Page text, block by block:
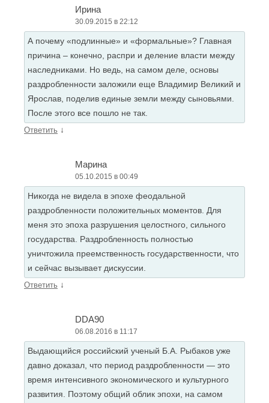
Ирина
30.09.2015 в 22:12
А почему «подлинные» и «формальные»? Главная
причина – конечно, распри и деление власти между
наследниками. Но ведь, на самом деле, основы
раздробленности заложили еще Владимир Великий и
Ярослав, поделив единые земли между сыновьями.
После этого все пошло не так.
Ответить ↓
Марина
05.10.2015 в 00:49
Никогда не видела в эпохе феодальной
раздробленности положительных моментов. Для
меня это эпоха разрушения целостного, сильного
государства. Раздробленность полностью
уничтожила преемственность государственности, что
и сейчас вызывает дискуссии.
Ответить ↓
DDA90
06.08.2016 в 11:17
Выдающийся российский ученый Б.А. Рыбаков уже
давно доказал, что период раздробленности — это
время интенсивного экономического и культурного
развития. Поэтому общий облик эпохи, на самом